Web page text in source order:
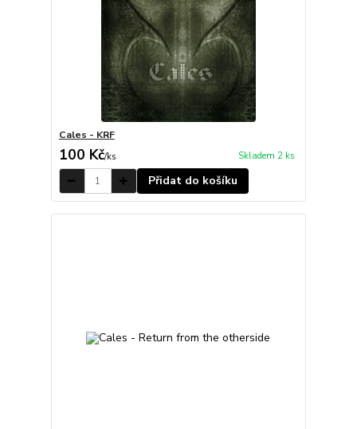
Cales - KRF
100 Kč/ks Skladem 2 ks
Přidat do košíku